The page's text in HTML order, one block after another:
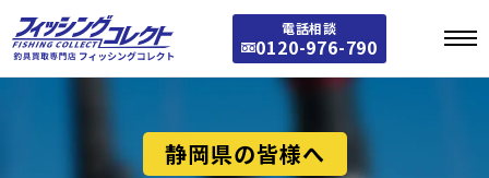
電話相談
0120-976-790
静岡県の皆様へ